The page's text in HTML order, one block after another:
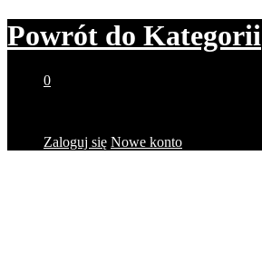
Powrót do Kategorii
0
Zaloguj się Nowe konto